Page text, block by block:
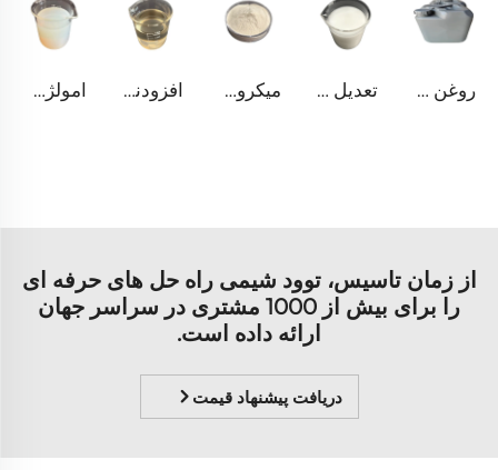
روغن پیچش ورتکس تعدیل کننده احساس پوست های پیشرفته میکروکره‌های قابل گسترش افزودنی‌های پوست چرم امولژن سیلیکونی
از زمان تاسیس، توود شیمی راه حل های حرفه ای
را برای بیش از 1000 مشتری در سراسر جهان
ارائه داده است.
دریافت پیشنهاد قیمت